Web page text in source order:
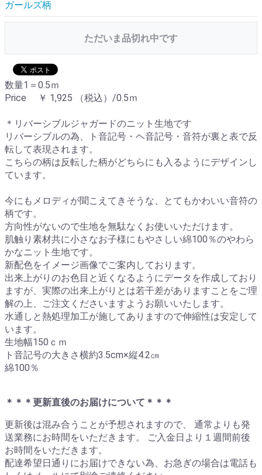
ガールズ柄
ただいま品切れ中です
数量1＝0.5ｍ
Price ￥ 1,925 （税込）/0.5ｍ
＊リバーシブルジャガードのニット生地です
リバーシブルの為、ト音記号・ヘ音記号・音符が裏と表で反
転して表現されます。
こちらの柄は反転した柄がどちらにも入るようにデザインし
ています。
今にもメロディが聞こえてきそうな、とてもかわいい音符の
柄です。
方向性がないので生地を無駄なくお使いいただけます。
肌触り素材共に小さなお子様にもやさしい綿100％のやわら
かなニット生地です。
新配色をイメージ画像でご案内しております。
出来上がりのお色目と近くなるようにデータを作成しており
ますが、実際の出来上がりとは若干差がありますことをご理
解の上、ご注文くださいますようお願いいたします。
水通しと熱処理加工が施してありますので伸縮性は安定して
います。
生地幅150ｃｍ
ト音記号の大きさ横約3.5cm×縦4.2㎝
綿100％
＊＊＊更新直後のお届けについて＊＊＊
更新後は混み合うことが予想されますので、 通常よりも発
送業務にお時間をいただきます。 ご入金日より１週間前後
お時間をいただきます。
配達希望日通りにお届けできない為、お急ぎの場合は電話も